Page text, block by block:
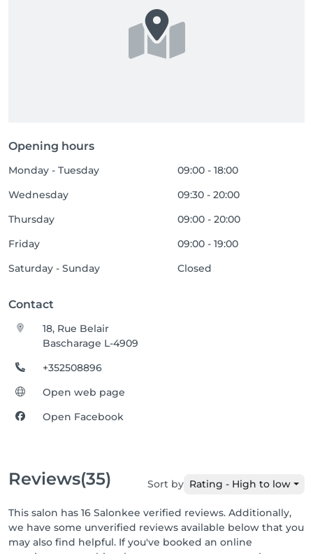
Opening hours
Monday - Tuesday
09:00 - 18:00
Wednesday
09:30 - 20:00
Thursday
09:00 - 20:00
Friday
09:00 - 19:00
Saturday - Sunday
Closed
Contact
18, Rue Belair
Bascharage L-4909
+352508896
Open web page
Open Facebook
Reviews(35) Sort by Rating - High to low
This salon has 16 Salonkee verified reviews. Additionally,
we have some unverified reviews available below that you
may also find helpful. If you've booked an online